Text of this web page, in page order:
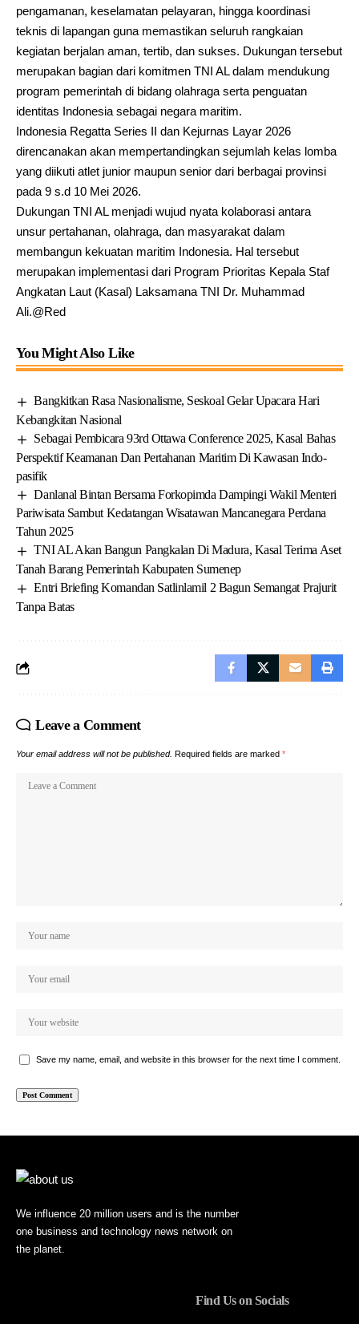
pengamanan, keselamatan pelayaran, hingga koordinasi
teknis di lapangan guna memastikan seluruh rangkaian
kegiatan berjalan aman, tertib, dan sukses. Dukungan tersebut
merupakan bagian dari komitmen TNI AL dalam mendukung
program pemerintah di bidang olahraga serta penguatan
identitas Indonesia sebagai negara maritim.
Indonesia Regatta Series II dan Kejurnas Layar 2026
direncanakan akan mempertandingkan sejumlah kelas lomba
yang diikuti atlet junior maupun senior dari berbagai provinsi
pada 9 s.d 10 Mei 2026.
Dukungan TNI AL menjadi wujud nyata kolaborasi antara
unsur pertahanan, olahraga, dan masyarakat dalam
membangun kekuatan maritim Indonesia. Hal tersebut
merupakan implementasi dari Program Prioritas Kepala Staf
Angkatan Laut (Kasal) Laksamana TNI Dr. Muhammad
Ali.@Red
You Might Also Like
Bangkitkan Rasa Nasionalisme, Seskoal Gelar Upacara Hari
Kebangkitan Nasional
Sebagai Pembicara 93rd Ottawa Conference 2025, Kasal Bahas
Perspektif Keamanan Dan Pertahanan Maritim Di Kawasan Indo-
pasifik
Danlanal Bintan Bersama Forkopimda Dampingi Wakil Menteri
Pariwisata Sambut Kedatangan Wisatawan Mancanegara Perdana
Tahun 2025
TNI AL Akan Bangun Pangkalan Di Madura, Kasal Terima Aset
Tanah Barang Pemerintah Kabupaten Sumenep
Entri Briefing Komandan Satlinlamil 2 Bagun Semangat Prajurit
Tanpa Batas
Leave a Comment
Your email address will not be published. Required fields are marked *
Save my name, email, and website in this browser for the next time I comment.
We influence 20 million users and is the number
one business and technology news network on
the planet.
Find Us on Socials